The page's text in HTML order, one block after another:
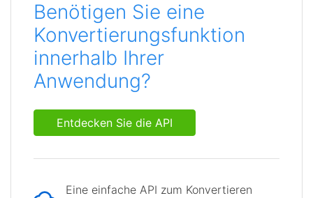
Benötigen Sie eine
Konvertierungsfunktion
innerhalb Ihrer
Anwendung?
Entdecken Sie die API
Eine einfache API zum Konvertieren